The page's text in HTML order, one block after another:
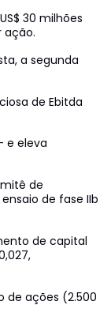
30 milhões
ação.
a segunda
de Ebitda
e eleva
de
de fase IIb
de capital
de ações (2.500